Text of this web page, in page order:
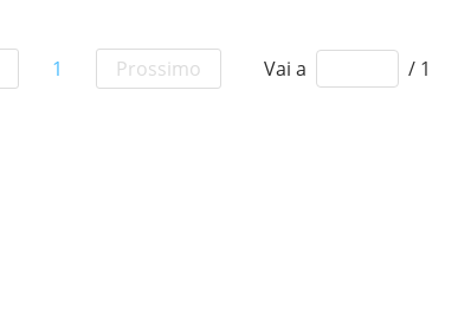
1 Prossimo Vai a / 1